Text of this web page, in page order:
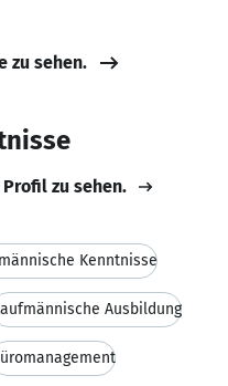
zu sehen.
zu sehen.
Kenntnisse
Ausbildung